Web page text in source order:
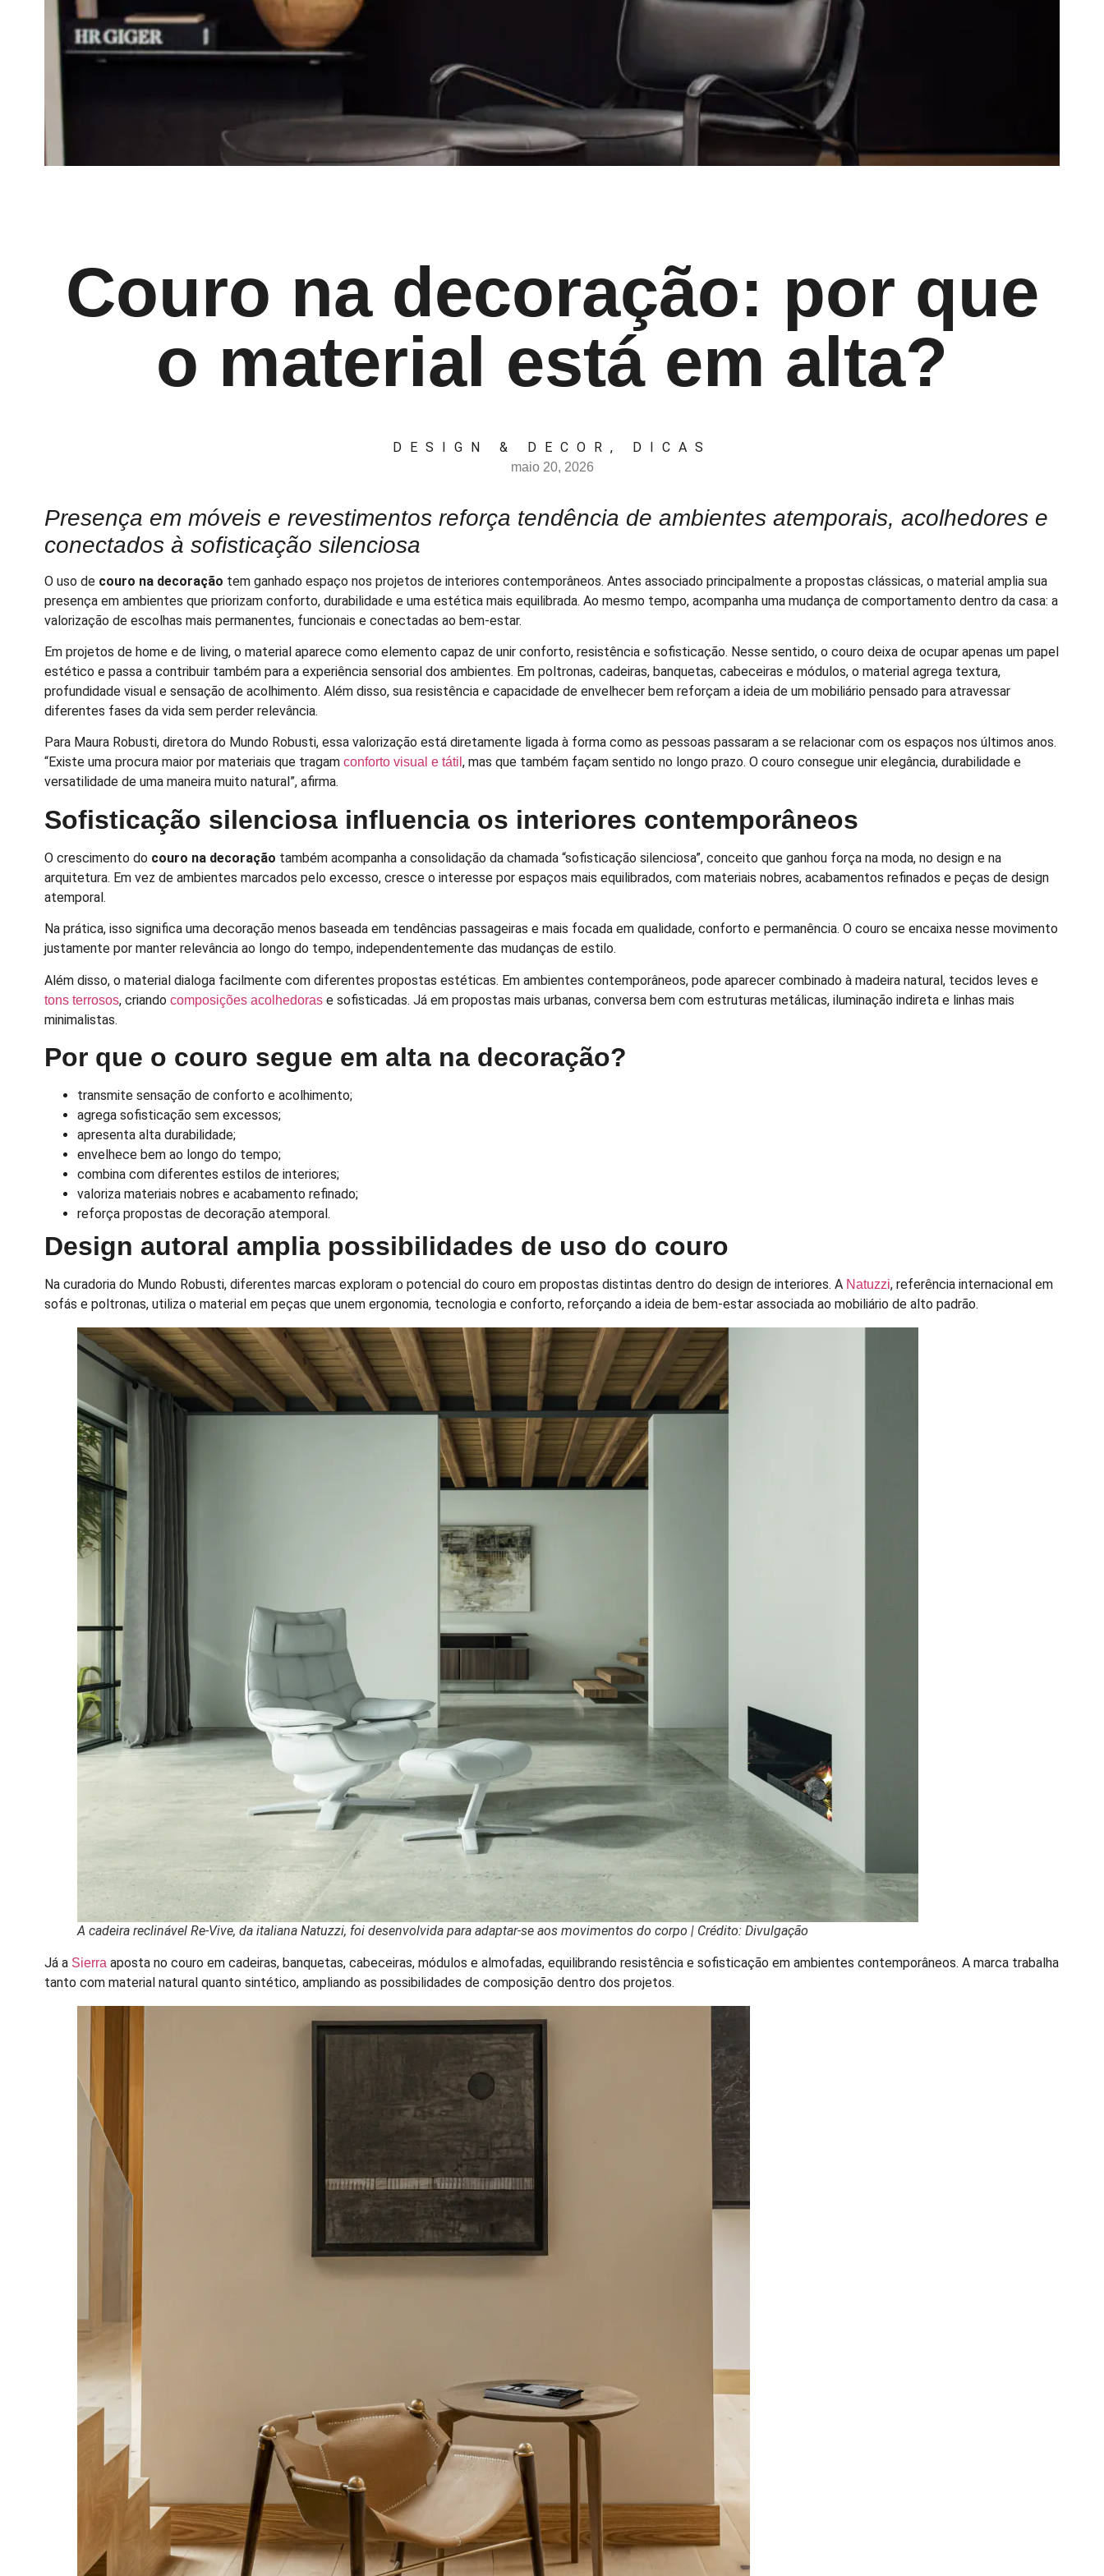
Couro na decoração: por que
o material está em alta?
DESIGN & DECOR , DICAS
maio 20, 2026
Presença em móveis e revestimentos reforça tendência de ambientes atemporais, acolhedores e
conectados à sofisticação silenciosa
O uso de couro na decoração tem ganhado espaço nos projetos de interiores contemporâneos. Antes associado principalmente a propostas clássicas, o material amplia sua
presença em ambientes que priorizam conforto, durabilidade e uma estética mais equilibrada. Ao mesmo tempo, acompanha uma mudança de comportamento dentro da casa: a
valorização de escolhas mais permanentes, funcionais e conectadas ao bem-estar.
Em projetos de home e de living, o material aparece como elemento capaz de unir conforto, resistência e sofisticação. Nesse sentido, o couro deixa de ocupar apenas um papel
estético e passa a contribuir também para a experiência sensorial dos ambientes. Em poltronas, cadeiras, banquetas, cabeceiras e módulos, o material agrega textura,
profundidade visual e sensação de acolhimento. Além disso, sua resistência e capacidade de envelhecer bem reforçam a ideia de um mobiliário pensado para atravessar
diferentes fases da vida sem perder relevância.
Para Maura Robusti, diretora do Mundo Robusti, essa valorização está diretamente ligada à forma como as pessoas passaram a se relacionar com os espaços nos últimos anos.
“Existe uma procura maior por materiais que tragam conforto visual e tátil , mas que também façam sentido no longo prazo. O couro consegue unir elegância, durabilidade e
versatilidade de uma maneira muito natural”, afirma.
Sofisticação silenciosa influencia os interiores contemporâneos
O crescimento do couro na decoração também acompanha a consolidação da chamada “sofisticação silenciosa”, conceito que ganhou força na moda, no design e na
arquitetura. Em vez de ambientes marcados pelo excesso, cresce o interesse por espaços mais equilibrados, com materiais nobres, acabamentos refinados e peças de design
atemporal.
Na prática, isso significa uma decoração menos baseada em tendências passageiras e mais focada em qualidade, conforto e permanência. O couro se encaixa nesse movimento
justamente por manter relevância ao longo do tempo, independentemente das mudanças de estilo.
Além disso, o material dialoga facilmente com diferentes propostas estéticas. Em ambientes contemporâneos, pode aparecer combinado à madeira natural, tecidos leves e
tons terrosos, criando composições acolhedorase sofisticadas. Já em propostas mais urbanas, conversa bem com estruturas metálicas, iluminação indireta e linhas mais
minimalistas.
Por que o couro segue em alta na decoração?
transmite sensação de conforto e acolhimento;
agrega sofisticação sem excessos;
apresenta alta durabilidade;
envelhece bem ao longo do tempo;
combina com diferentes estilos de interiores;
valoriza materiais nobres e acabamento refinado;
reforça propostas de decoração atemporal.
Design autoral amplia possibilidades de uso do couro
Na curadoria do Mundo Robusti, diferentes marcas exploram o potencial do couro em propostas distintas dentro do design de interiores. A Natuzzi, referência internacional em
sofás e poltronas, utiliza o material em peças que unem ergonomia, tecnologia e conforto, reforçando a ideia de bem-estar associada ao mobiliário de alto padrão.
A cadeira reclinável Re-Vive, da italiana Natuzzi, foi desenvolvida para adaptar-se aos movimentos do corpo | Crédito: Divulgação
Já a Sierraaposta no couro em cadeiras, banquetas, cabeceiras, módulos e almofadas, equilibrando resistência e sofisticação em ambientes contemporâneos. A marca trabalha
tanto com material natural quanto sintético, ampliando as possibilidades de composição dentro dos projetos.